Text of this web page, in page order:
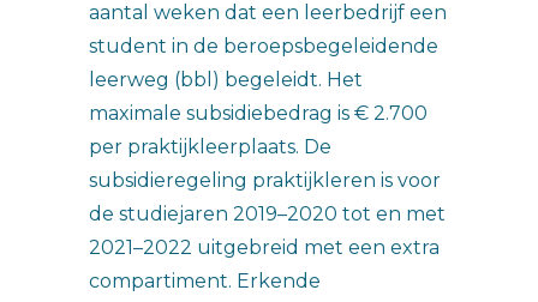
aantal weken dat een leerbedrijf een
student in de beroepsbegeleidende
leerweg (bbl) begeleidt. Het
maximale subsidiebedrag is € 2.700
per praktijkleerplaats. De
subsidieregeling praktijkleren is voor
de studiejaren 2019–2020 tot en met
2021–2022 uitgebreid met een extra
compartiment. Erkende